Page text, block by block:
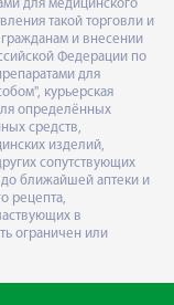
для медицинского
такой торговли и
и внесении
Федерации по
для
курьерская
определённых
средств,
изделий,
сопутствующих
до ближайшей аптеки и
рецепта,
в
ограничен или